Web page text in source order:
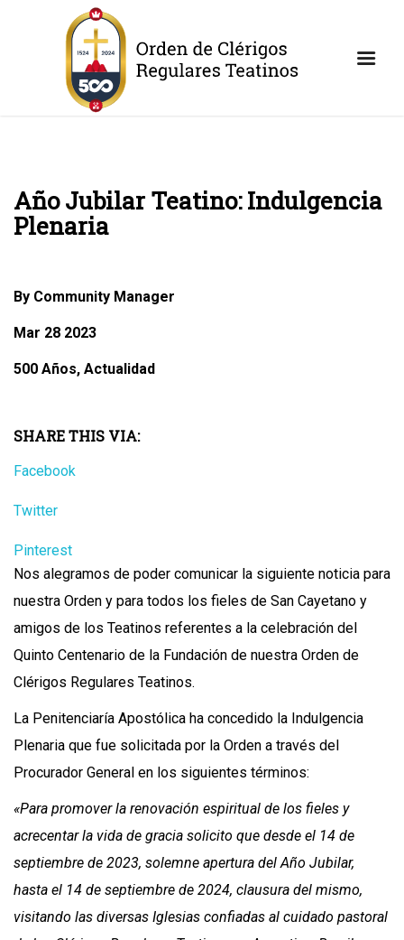
Año Jubilar Teatino: Indulgencia
Plenaria
By Community Manager
Mar 28 2023
500 Años, Actualidad
SHARE THIS VIA:
Facebook
Twitter
Pinterest
Nos alegramos de poder comunicar la siguiente noticia para
nuestra Orden y para todos los fieles de San Cayetano y
amigos de los Teatinos referentes a la celebración del
Quinto Centenario de la Fundación de nuestra Orden de
Clérigos Regulares Teatinos.
La Penitenciaría Apostólica ha concedido la Indulgencia
Plenaria que fue solicitada por la Orden a través del
Procurador General en los siguientes términos:
«Para promover la renovación espiritual de los fieles y
acrecentar la vida de gracia solicito que desde el 14 de
septiembre de 2023, solemne apertura del Año Jubilar,
hasta el 14 de septiembre de 2024, clausura del mismo,
visitando las diversas Iglesias confiadas al cuidado pastoral